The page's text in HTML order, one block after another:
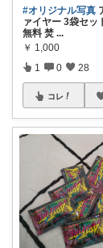
#オリジナル写真
ァイヤー 3袋セ
無料 焚 ...
￥ 1,000
1 0 28
コレ